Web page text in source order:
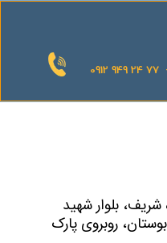
0912 949 24 77
شریف، بلوار شهید
روبروی پارک